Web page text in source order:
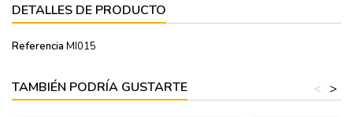
DETALLES DE PRODUCTO
Referencia MI015
TAMBIÉN PODRÍA GUSTARTE >
<